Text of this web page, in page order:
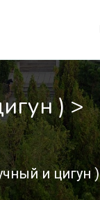
) >
и цигун )